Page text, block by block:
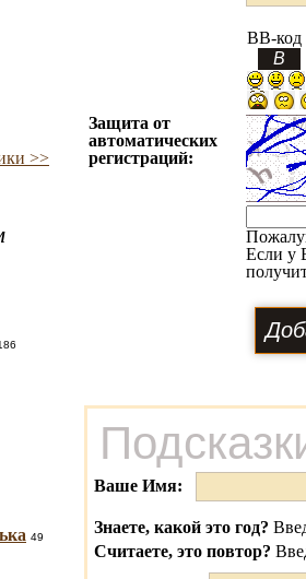
>>
49
BB-код
Защита от
автоматических
регистраций:
Если у
Ваше Имя:
Знаете, какой это год?
Считаете, это повтор?